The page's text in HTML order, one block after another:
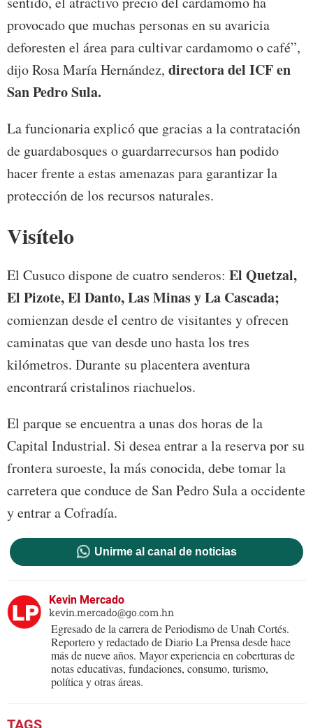
provocado que muchas personas en su avaricia
deforesten el área para cultivar cardamomo o café”,
dijo Rosa María Hernández, directora del ICF en
San Pedro Sula.
La funcionaria explicó que gracias a la contratación
de guardabosques o guardarrecursos han podido
hacer frente a estas amenazas para garantizar la
protección de los recursos naturales.
Visítelo
El Cusuco dispone de cuatro senderos: El Quetzal,
El Pizote, El Danto, Las Minas y La Cascada;
comienzan desde el centro de visitantes y ofrecen
caminatas que van desde uno hasta los tres
kilómetros. Durante su placentera aventura
encontrará cristalinos riachuelos.
El parque se encuentra a unas dos horas de la
Capital Industrial. Si desea entrar a la reserva por su
frontera suroeste, la más conocida, debe tomar la
carretera que conduce de San Pedro Sula a occidente
y entrar a Cofradía.
Unirme al canal de noticias
Kevin Mercado
kevin.mercado@go.com.hn
Egresado de la carrera de Periodismo de Unah Cortés.
Reportero y redactado de Diario La Prensa desde hace
más de nueve años. Mayor experiencia en coberturas de
notas educativas, fundaciones, consumo, turismo,
política y otras áreas.